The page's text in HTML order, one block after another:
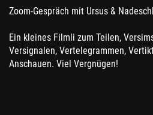
Zoom-Gespräch mit Ursus &
Ein kleines Filmli zum Teilen,
Versignalen, Vertelegrammen,
Anschauen. Viel Vergnügen!